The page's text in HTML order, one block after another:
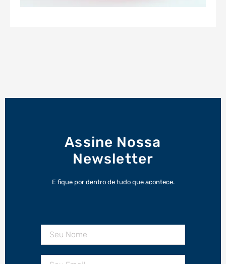
Assine Nossa
Newsletter
E fique por dentro de tudo que acontece.